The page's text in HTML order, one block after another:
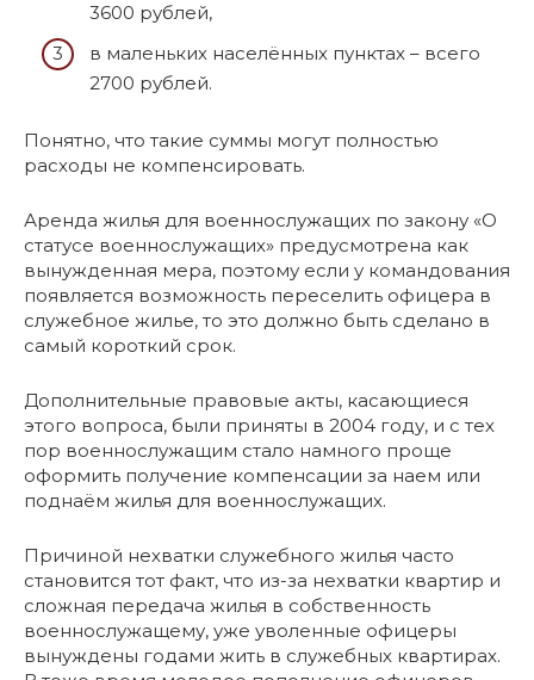
3600 рублей,
в маленьких населённых пунктах – всего
2700 рублей.
Понятно, что такие суммы могут полностью
расходы не компенсировать.
Аренда жилья для военнослужащих по закону «О
статусе военнослужащих» предусмотрена как
вынужденная мера, поэтому если у командования
появляется возможность переселить офицера в
служебное жилье, то это должно быть сделано в
самый короткий срок.
Дополнительные правовые акты, касающиеся
этого вопроса, были приняты в 2004 году, и с тех
пор военнослужащим стало намного проще
оформить получение компенсации за наем или
поднаём жилья для военнослужащих.
Причиной нехватки служебного жилья часто
становится тот факт, что из-за нехватки квартир и
сложная передача жилья в собственность
военнослужащему, уже уволенные офицеры
вынуждены годами жить в служебных квартирах.